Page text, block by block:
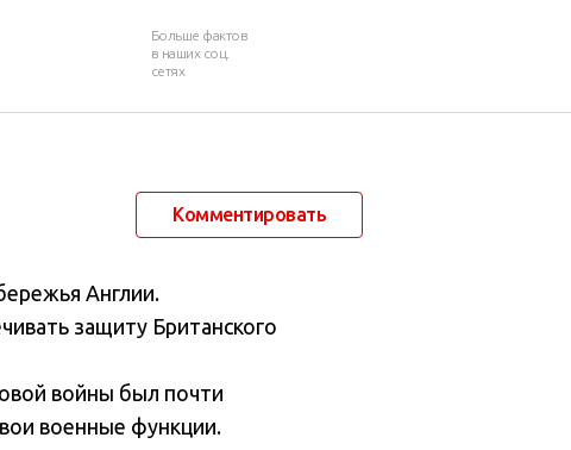
Больше фактов
в наших соц.
сетях
Комментировать
Англии.
защиту Британского
войны был почти
военные функции.